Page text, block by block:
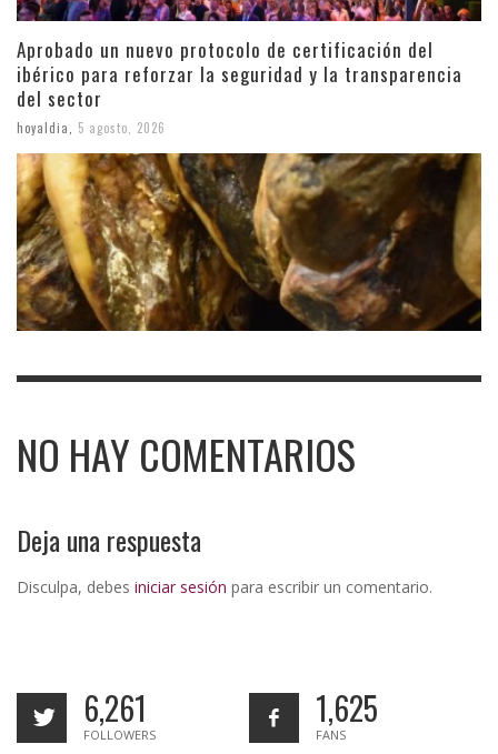
Aprobado un nuevo protocolo de certificación del
ibérico para reforzar la seguridad y la transparencia
del sector
hoyaldia 5 agosto, 2026
NO HAY COMENTARIOS
Deja una respuesta
Disculpa, debes iniciar sesión para escribir un comentario.
6,261
FOLLOWERS
1,625
FANS